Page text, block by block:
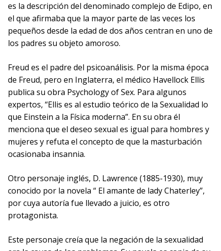
es la descripción del denominado complejo de Edipo, en
el que afirmaba que la mayor parte de las veces los
pequeños desde la edad de dos años centran en uno de
los padres su objeto amoroso.
Freud es el padre del psicoanálisis. Por la misma época
de Freud, pero en Inglaterra, el médico Havellock Ellis
publica su obra Psychology of Sex. Para algunos
expertos, “Ellis es al estudio teórico de la Sexualidad lo
que Einstein a la Física moderna”. En su obra él
menciona que el deseo sexual es igual para hombres y
mujeres y refuta el concepto de que la masturbación
ocasionaba insannia.
Otro personaje inglés, D. Lawrence (1885-1930), muy
conocido por la novela “ El amante de lady Chaterley”,
por cuya autoría fue llevado a juicio, es otro
protagonista.
Este personaje creía que la negación de la sexualidad